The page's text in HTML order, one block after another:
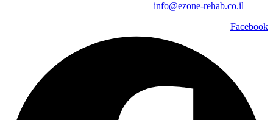
info@ezone-rehab.co.il
Facebook